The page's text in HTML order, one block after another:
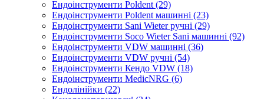
Ендоінструменти Poldent (29)
Ендоінструменти Poldent машинні (23)
Ендоінструменти Sani Wieter ручні (29)
Ендоінструменти Soco Wieter Sani машинні (92)
Ендоінструменти VDW машинні (36)
Ендоінструменти VDW ручні (54)
Ендоінструменти Кендо VDW (18)
Ендоінструменти МedicNRG (6)
Ендолінійки (22)